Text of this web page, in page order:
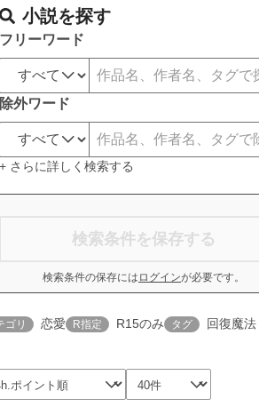
小説を探す
フリーワード
除外ワード
+ さらに詳しく検索する
検索条件を保存する
検索条件の保存には ログインが必要です。
ゴリ 恋愛 R指定 R15のみ タグ 回復魔法